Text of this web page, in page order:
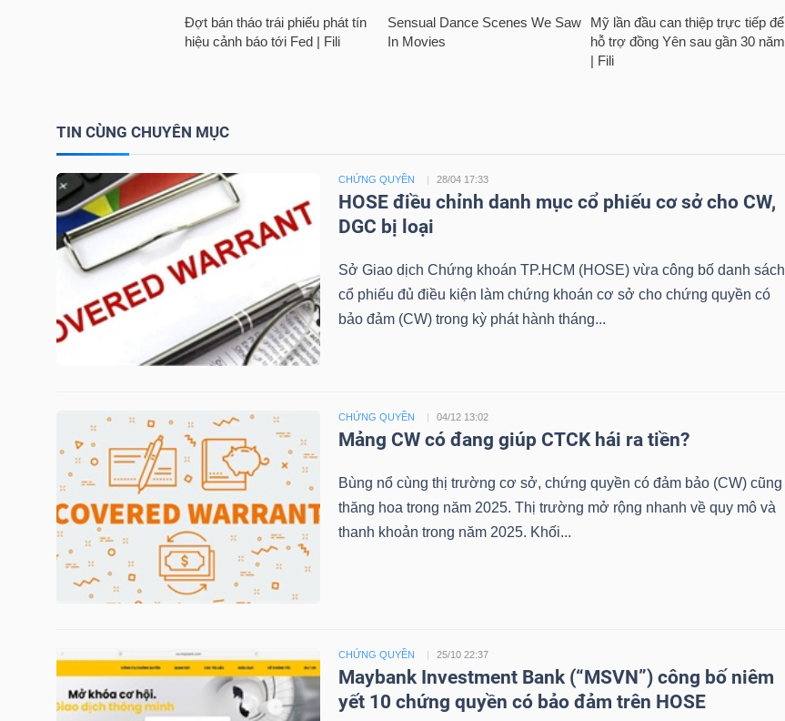
TIN CÙNG CHUYÊN MỤC
CHỨNG QUYỀN 28/04 17:33
HOSE điều chỉnh danh mục cổ phiếu cơ sở cho CW,
DGC bị loại
Sở Giao dịch Chứng khoán TP.HCM (HOSE) vừa công bố danh sách
cổ phiếu đủ điều kiện làm chứng khoán cơ sở cho chứng quyền có
bảo đảm (CW) trong kỳ phát hành tháng...
CHỨNG QUYỀN 04/12 13:02
Mảng CW có đang giúp CTCK hái ra tiền?
Bùng nổ cùng thị trường cơ sở, chứng quyền có đảm bảo (CW) cũng
thăng hoa trong năm 2025. Thị trường mở rộng nhanh về quy mô và
thanh khoản trong năm 2025. Khối...
CHỨNG QUYỀN 25/10 22:37
Maybank Investment Bank (“MSVN”) công bố niêm
yết 10 chứng quyền có bảo đảm trên HOSE
CHÍNH
VIETSTOCKFINANCE
DOANH